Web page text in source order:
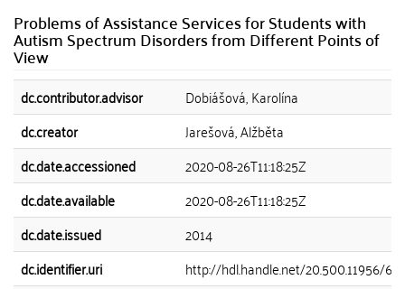
Problems of Assistance Services for Students with
Autism Spectrum Disorders from Different Points of
View
dc.contributor.advisor
Dobiášová, Karolína
dc.creator
Jarešová, Alžběta
dc.date.accessioned
2020-08-26T11:18:25Z
dc.date.available
2020-08-26T11:18:25Z
dc.date.issued
2014
dc.identifier.uri
http://hdl.handle.net/20.500.11956/